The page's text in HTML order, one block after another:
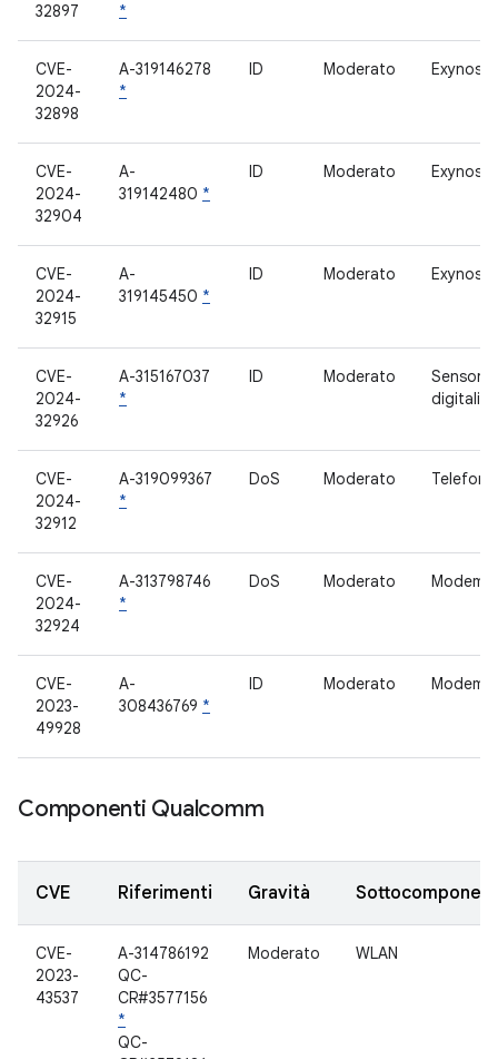
32897
*
CVE-
2024-
32898
A-319146278
*
ID Moderato Exynos
CVE-
2024-
32904
A-
319142480 *
ID Moderato Exynos
CVE-
2024-
32915
A-
319145450 *
ID Moderato Exynos
CVE-
2024-
32926
A-315167037
*
ID Moderato
Sensore
digitali
CVE-
2024-
32912
A-319099367
*
DoS Moderato Telefonia
CVE-
2024-
32924
A-313798746
*
DoS Moderato Modem
CVE-
2023-
49928
A-
308436769 *
ID Moderato Modem
Componenti Qualcomm
CVE Riferimenti Gravità
CVE-
2023-
43537
A-314786192
QC-
CR#3577156
*
QC-
Moderato WLAN